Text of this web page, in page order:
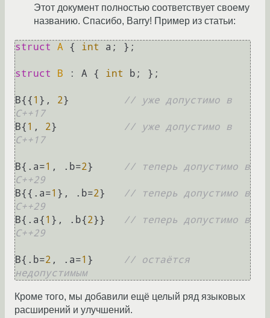
Этот документ полностью соответствует своему
названию. Спасибо, Barry! Пример из статьи:
struct A { int a; };
struct B : A { int b; };
B{{ 1 }, 2}
// уже допустимо в
C++17
B{ 1 , 2}
// уже допустимо в
C++17
B{.a=1 , .b=2}
// теперь допустимо в
C++29
B{{.a=1 }, .b=2}
// теперь допустимо в
C++29
B{.a{ 1 }, .b{2}}
// теперь допустимо в
C++29
B{.b=2 , .a=1 }
// остаётся
недопустимым
Кроме того, мы добавили ещё целый ряд языковых
расширений и улучшений.